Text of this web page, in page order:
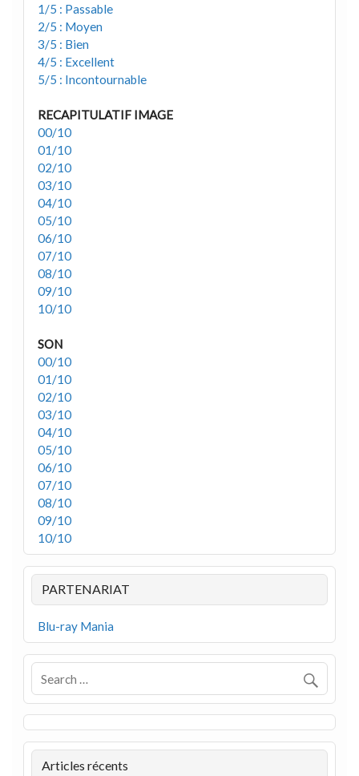
1/5 : Passable
2/5 : Moyen
3/5 : Bien
4/5 : Excellent
5/5 : Incontournable
RECAPITULATIF IMAGE
00/10
01/10
02/10
03/10
04/10
05/10
06/10
07/10
08/10
09/10
10/10
SON
00/10
01/10
02/10
03/10
04/10
05/10
06/10
07/10
08/10
09/10
10/10
PARTENARIAT
Blu-ray Mania
Articles récents